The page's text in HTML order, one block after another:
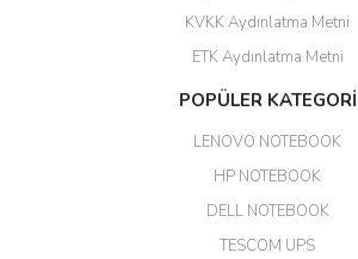
ahmet yiğit | 29/04/2026
Aldığım ürün kapalı kutu teslim
edildi. Teşekkür ederim.
GÜRKAN KETHÜDAOĞLU |
KVKK Aydınlatma Metni
ETK Aydınlatma Metni
POPÜLER KATEGORİ
LENOVO NOTEBOOK
HP NOTEBOOK
DELL NOTEBOOK
TESCOM UPS